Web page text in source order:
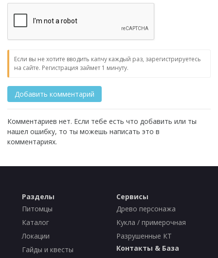
Если вы не хотите вводить капчу каждый раз, зарегистрируетесь
на сайте. Регистрация займет 1 минуту.
Комментариев нет. Если тебе есть что добавить или ты
нашел ошибку, то ты можешь написать это в
комментариях.
Разделы
Питомцы
Каталог
Локации
Гайды и квесты
Сервисы
Древо персонажа
Кукла / примерочная
Разрушенные КТ
Контакты & База